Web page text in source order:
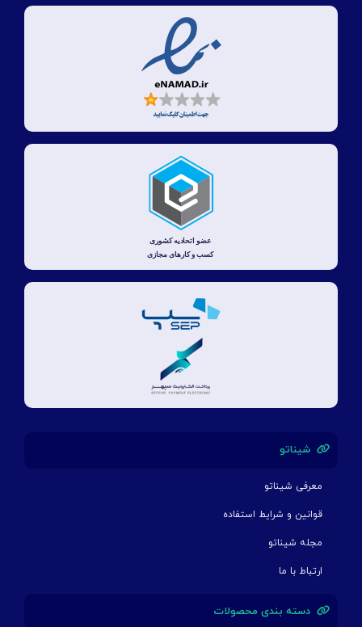
شیناتو
معرفی شیناتو
قوانین و شرایط استفاده
مجله شیناتو
ارتباط با ما
دسته بندی محصولات